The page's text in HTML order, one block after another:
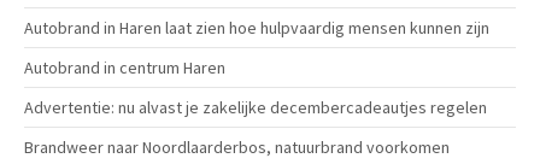
Autobrand in Haren laat zien hoe hulpvaardig mensen kunnen zijn
Autobrand in centrum Haren
Advertentie: nu alvast je zakelijke decembercadeautjes regelen
Brandweer naar Noordlaarderbos, natuurbrand voorkomen